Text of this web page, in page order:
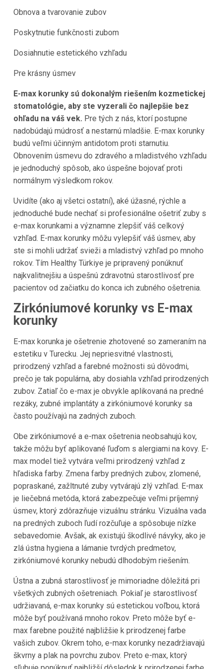
Obnova a tvarovanie zubov
Poskytnutie funkčnosti zubom
Dosiahnutie estetického vzhľadu
Pre krásny úsmev
E-max korunky sú dokonalým riešením kozmetickej
stomatológie, aby ste vyzerali čo najlepšie bez
ohľadu na váš vek. Pre tých z nás, ktorí postupne
nadobúdajú múdrosť a nestarnú mladšie. E-max korunky
budú veľmi účinným antidotom proti starnutiu.
Obnovením úsmevu do zdravého a mladistvého vzhľadu
je jednoduchý spôsob, ako úspešne bojovať proti
normálnym výsledkom rokov.
Uvidíte (ako aj všetci ostatní), aké úžasné, rýchle a
jednoduché bude nechať si profesionálne ošetriť zuby s
e-max korunkami a významne zlepšiť váš celkový
vzhľad. E-max korunky môžu vylepšiť váš úsmev, aby
ste si mohli udržať svieži a mladistvý vzhľad po mnoho
rokov. Tím Healthy Türkiye je pripravený ponúknuť
najkvalitnejšiu a úspešnú zdravotnú starostlivosť pre
pacientov od začiatku do konca ich zubného ošetrenia.
Zirkóniumové korunky vs E-max
korunky
E-max korunka je ošetrenie zhotovené so zameraním na
estetiku v Turecku. Jej nepriesvitné vlastnosti,
prirodzený vzhľad a farebné možnosti sú dôvodmi,
prečo je tak populárna, aby dosiahla vzhľad prirodzených
zubov. Zatiaľ čo e-max je obvykle aplikovaná na predné
rezáky, zubné implantáty a zirkóniumové korunky sa
často používajú na zadných zuboch.
Obe zirkóniumové a e-max ošetrenia neobsahujú kov,
takže môžu byť aplikované ľuďom s alergiami na kovy. E-
max model tiež vytvára veľmi prirodzený vzhľad z
hľadiska farby. Zmena farby predných zubov, zlomené,
popraskané, zažltnuté zuby vytvárajú zlý vzhľad. E-max
je liečebná metóda, ktorá zabezpečuje veľmi príjemný
úsmev, ktorý zdôrazňuje vizuálnu stránku. Vizuálna vada
na predných zuboch ľudí rozčuľuje a spôsobuje nízke
sebavedomie. Avšak, ak existujú škodlivé návyky, ako je
zlá ústna hygiena a lámanie tvrdých predmetov,
zirkóniumové korunky nebudú dlhodobým riešením.
Ústna a zubná starostlivosť je mimoriadne dôležitá pri
všetkých zubných ošetreniach. Pokiaľ je starostlivosť
udržiavaná, e-max korunky sú estetickou voľbou, ktorá
môže byť používaná mnoho rokov. Preto môže byť e-
max farebne použité najbližšie k prirodzenej farbe
vašich zubov. Okrem toho, e-max korunky nezadržiavajú
škvrny a plak na povrchu zubov. Preto e-max, ktorý